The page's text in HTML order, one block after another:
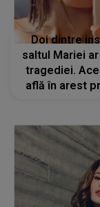
Doi dintre
saltul Mariei ar fi
tragediei.
află în arest